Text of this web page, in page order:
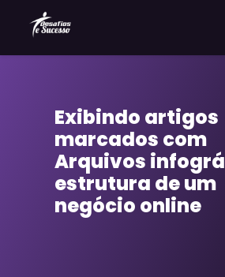
Serviços
Sobre Desafios e
Exibindo artigos
marcados com
Arquivos
estrutura de um
negócio online